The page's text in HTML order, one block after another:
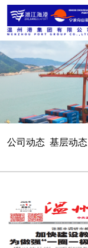
公司动态 基层动态